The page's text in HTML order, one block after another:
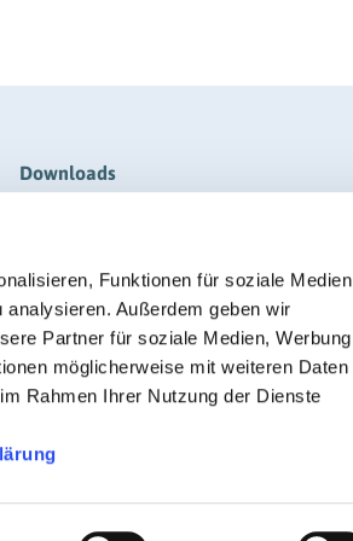
Funktionen für soziale Medien
Außerdem geben wir
Partner für soziale Medien, Werbung
möglicherweise mit weiteren Daten
Rahmen Ihrer Nutzung der Dienste
Downloads
Information/Merkblätter
RIGK Reporter (Magazin-PDF)
Verordnungen
Zertifikate
2026